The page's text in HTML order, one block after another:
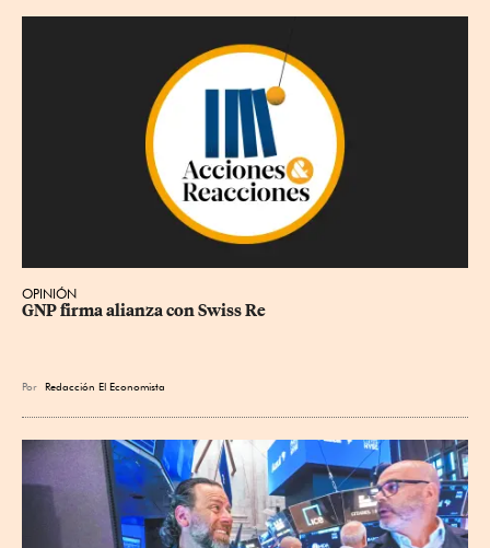
OPINIÓN
GNP firma alianza con Swiss Re
Por Redacción El Economista